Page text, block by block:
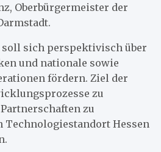
Oberbürgermeister der
soll sich perspektivisch über
und nationale sowie
fördern. Ziel der
zu
zu
Technologiestandort Hessen